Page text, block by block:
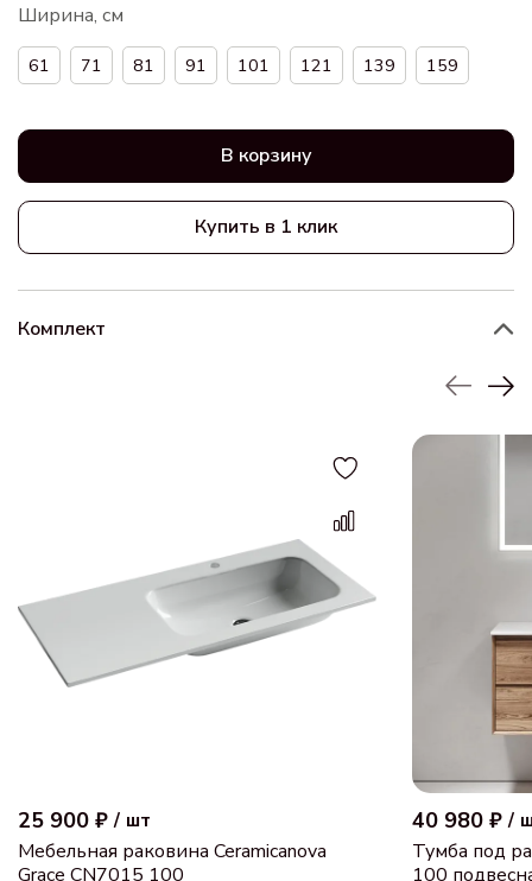
Ширина, см
61 71 81 91 101 121 139 159
В корзину
Купить в 1 клик
Комплект
25 900 ₽ / шт
Мебельная раковина Ceramicanova
Grace CN7015 100
40 980 ₽ /
Тумба под
100